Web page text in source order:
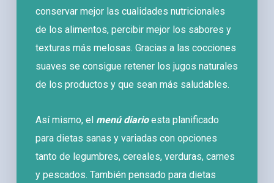
conservar mejor las cualidades nutricionales
de los alimentos, percibir mejor los sabores y
texturas más melosas. Gracias a las cocciones
suaves se consigue retener los jugos naturales
de los productos y que sean más saludables.
Así mismo, el menú diarioesta planificado
para dietas sanas y variadas con opciones
tanto de legumbres, cereales, verduras, carnes
y pescados. También pensado para dietas